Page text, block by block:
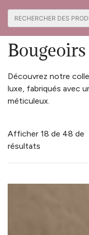
content
Recherche
de
:
Home/Décor/
Bougeoirs
Découvrez notre
luxe, fabriqués avec
méticuleux.
Afficher 18 de 48 de
résultats